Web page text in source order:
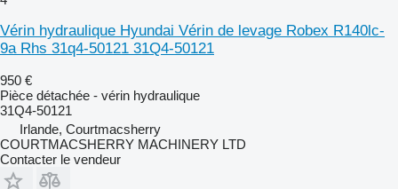
Vérin hydraulique Hyundai Vérin de levage Robex R140lc-
9a Rhs 31q4-50121 31Q4-50121
950 €
Pièce détachée - vérin hydraulique
31Q4-50121
Irlande, Courtmacsherry
COURTMACSHERRY MACHINERY LTD
Contacter le vendeur